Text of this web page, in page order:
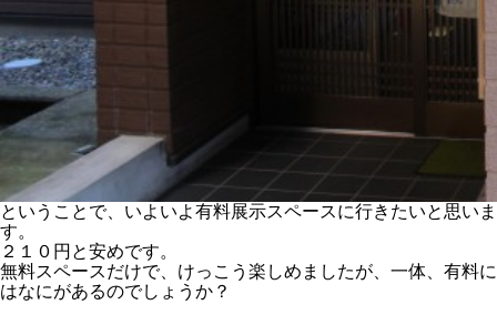
ということで、いよいよ有料展示スペースに行きたいと思いま
す。
２１０円と安めです。
無料スペースだけで、けっこう楽しめましたが、一体、有料に
はなにがあるのでしょうか？